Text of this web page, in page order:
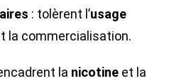
: tolèrent l’usage
la commercialisation.
la nicotine et la